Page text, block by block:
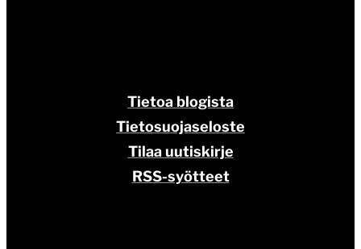
Tietoa blogista
Tietosuojaseloste
Tilaa uutiskirje
RSS-syötteet